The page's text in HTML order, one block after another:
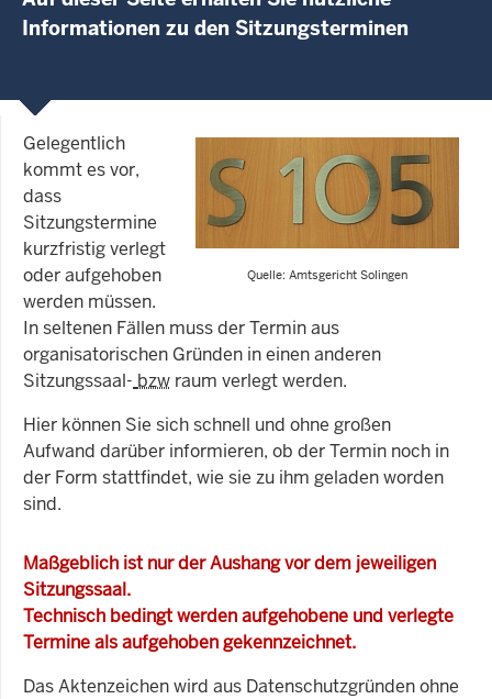
Informationen zu den Sitzungsterminen
Quelle: Amtsgericht Solingen
Gelegentlich
kommt es vor,
dass
Sitzungstermine
kurzfristig verlegt
oder aufgehoben
werden müssen.
In seltenen Fällen muss der Termin aus
organisatorischen Gründen in einen anderen
Sitzungssaal- bzw raum verlegt werden.
Hier können Sie sich schnell und ohne großen
Aufwand darüber informieren, ob der Termin noch in
der Form stattfindet, wie sie zu ihm geladen worden
sind.
Maßgeblich ist nur der Aushang vor dem jeweiligen
Sitzungssaal.
Technisch bedingt werden aufgehobene und verlegte
Termine als aufgehoben gekennzeichnet.
Das Aktenzeichen wird aus Datenschutzgründen ohne